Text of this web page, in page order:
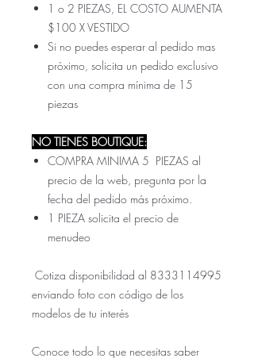
1 o 2 PIEZAS, EL COSTO AUMENTA
$100 X VESTIDO
Si no puedes esperar al pedido mas
próximo, solicita un pedido exclusivo
con una compra mínima de 15
piezas
NO TIENES BOUTIQUE:
COMPRA MINIMA 5 PIEZAS al
precio de la web, pregunta por la
fecha del pedido más próximo.
1 PIEZA solicita el precio de
menudeo
Cotiza disponibilidad al 8333114995
enviando foto con código de los
modelos de tu interés
Conoce todo lo que necesitas saber